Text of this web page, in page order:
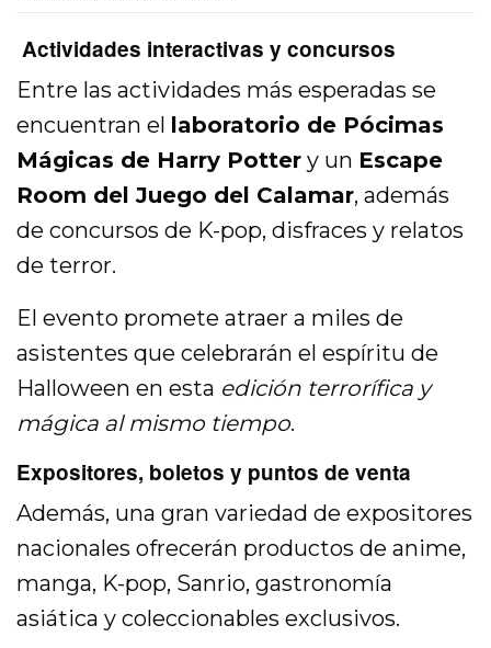
Actividades interactivas y concursos
Entre las actividades más esperadas se
encuentran el laboratorio de Pócimas
Mágicas de Harry Potter y un Escape
Room del Juego del Calamar, además
de concursos de K-pop, disfraces y relatos
de terror.
El evento promete atraer a miles de
asistentes que celebrarán el espíritu de
Halloween en esta edición terrorífica y
mágica al mismo tiempo.
Expositores, boletos y puntos de venta
Además, una gran variedad de expositores
nacionales ofrecerán productos de anime,
manga, K-pop, Sanrio, gastronomía
asiática y coleccionables exclusivos.